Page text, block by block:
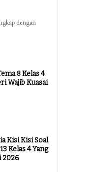
dengan
8 Kelas 4
Wajib Kuasai
Kisi Kisi Soal
Kelas 4 Yang
2026